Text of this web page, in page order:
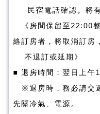
民宿電話確認。將有
《房間保留至22:00
絡訂房者，將取消訂房，
不退訂或延期》
■ 退房時間：翌日上午
※ 退房時，務必請交
先關冷氣、電源。